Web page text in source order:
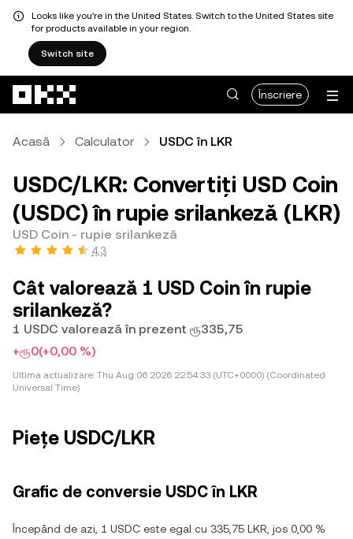
Looks like you're in the United States. Switch to the United States site
for products available in your region.
Switch site
Înscriere
Acasă Calculator USDC în LKR
USDC/LKR: Convertiți USD Coin
(USDC) în rupie srilankeză (LKR)
USD Coin - rupie srilankeză
4,3
Cât valorează 1 USD Coin în rupie
srilankeză?
1 USDC valorează în prezent ரூ335,75
+ரூ0(+0,00 %)
Ultima actualizare: Thu Aug 06 2026 22:54:33 (UTC+0000) (Coordinated
Universal Time)
Piețe USDC/LKR
Grafic de conversie USDC în LKR
Începând de azi, 1 USDC este egal cu 335,75 LKR, jos 0,00 %